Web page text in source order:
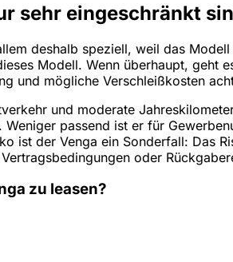
sehr eingeschränkt
deshalb speziell, weil das
Modell. Wenn überhaupt, geht
und mögliche Verschleißkosten
und moderate
passend ist er für
ist der Venga ein Sonderfall: Das
oder
zu leasen?